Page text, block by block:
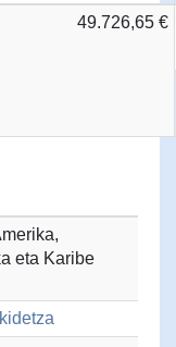
49.726,65 €
eta Karibe